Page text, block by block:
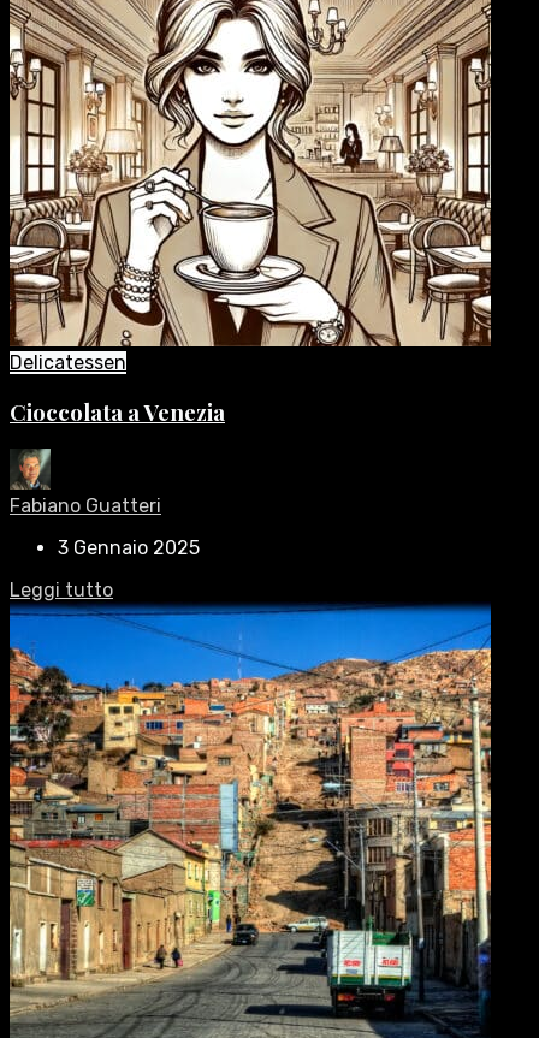
Delicatessen
Cioccolata a Venezia
Fabiano Guatteri
3 Gennaio 2025
Leggi tutto